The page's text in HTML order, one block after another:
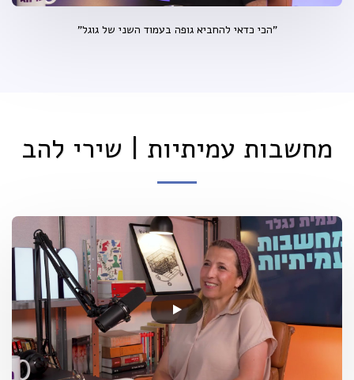
"הכי כדאי להחביא גופה בעמוד השני של גוגל"
מחשבות עמיתיות | שירי להב